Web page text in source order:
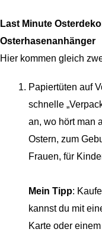
Last Minute
Osterhasenanhänger
Hier kommen gleich
Papiertüten auf
schnelle
an, wo hört man
Ostern, zum
Frauen, für
Mein Tipp:
kannst du mit
Karte oder